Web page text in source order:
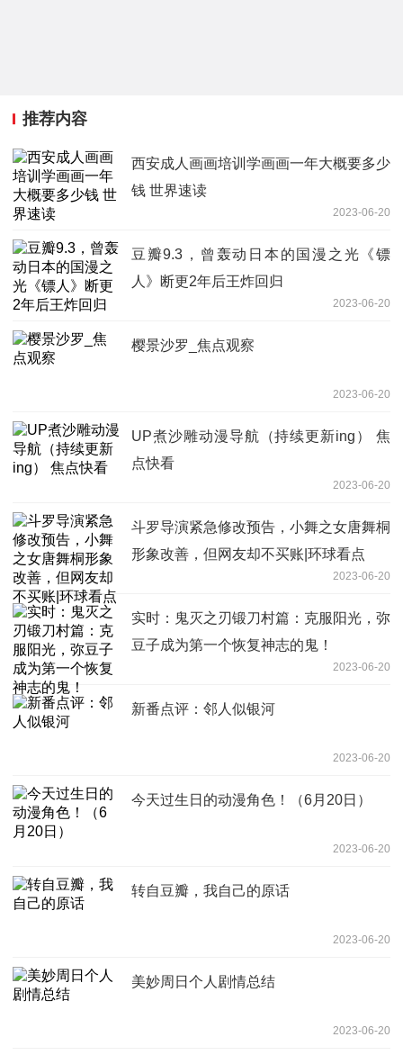
推荐内容
西安成人画画培训学画画一年大概要多少
钱 世界速读
2023-06-20
豆瓣9.3，曾轰动日本的国漫之光《镖
人》断更2年后王炸回归
2023-06-20
樱景沙罗_焦点观察
2023-06-20
UP煮沙雕动漫导航（持续更新ing） 焦
点快看
2023-06-20
斗罗导演紧急修改预告，小舞之女唐舞桐
形象改善，但网友却不买账|环球看点
2023-06-20
实时：鬼灭之刃锻刀村篇：克服阳光，弥
豆子成为第一个恢复神志的鬼！
2023-06-20
新番点评：邻人似银河
2023-06-20
今天过生日的动漫角色！（6月20日）
2023-06-20
转自豆瓣，我自己的原话
2023-06-20
美妙周日个人剧情总结
2023-06-20